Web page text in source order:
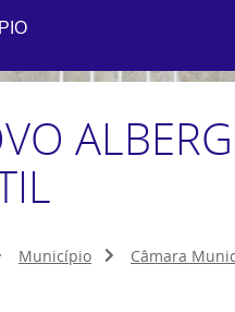
Município Câmara